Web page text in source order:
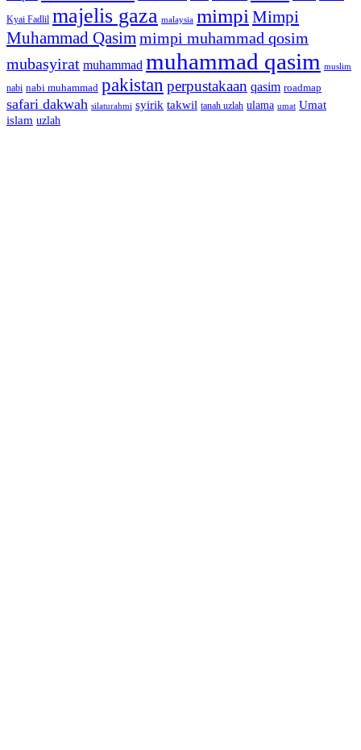
Kyai Fadlil majelis gaza malaysia mimpi Mimpi
Muhammad Qasim mimpi muhammad qosim
mubasyirat muhammad muhammad qasim muslim
nabi nabi muhammad pakistan perpustakaan qasim roadmap
safari dakwah silaturahmi syirik takwil tanah uzlah ulama umat Umat
islam uzlah